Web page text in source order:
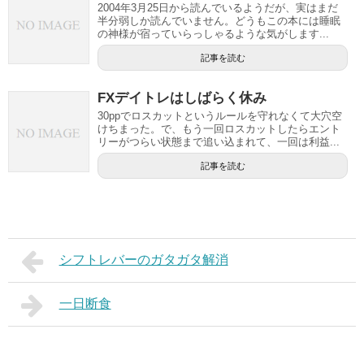
2004年3月25日から読んでいるようだが、実はまだ
半分弱しか読んでいません。どうもこの本には睡眠
の神様が宿っていらっしゃるような気がします...
記事を読む
FXデイトレはしばらく休み
30ppでロスカットというルールを守れなくて大穴空
けちまった。で、もう一回ロスカットしたらエント
リーがつらい状態まで追い込まれて、一回は利益...
記事を読む
シフトレバーのガタガタ解消
一日断食